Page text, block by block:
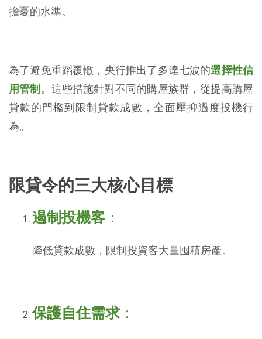
擔憂的水準。
為了避免重蹈覆轍，央行推出了多達七波的選擇性信
用管制 。這些措施針對不同的購屋族群，從提高購屋
貸款的門檻到限制貸款成數，全面壓抑過度投機行
為。
限貸令的三大核心目標
遏制投機客 ：
降低貸款成數，限制投資客大量囤積房產。
保護自住需求：